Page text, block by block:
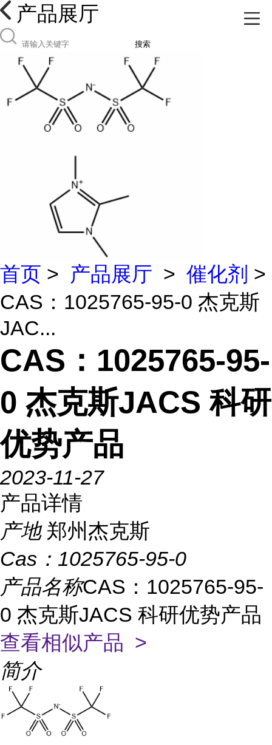
产品展厅
搜索
首页 > 产品展厅 > 催化剂 >
CAS：1025765-95-0 杰克斯
JAC...
CAS：1025765-95-
0 杰克斯JACS 科研
优势产品
2023-11-27
产品详情
产地 郑州杰克斯
Cas： 1025765-95-0
产品名称CAS：1025765-95-
0 杰克斯JACS 科研优势产品
查看相似产品 >
简介